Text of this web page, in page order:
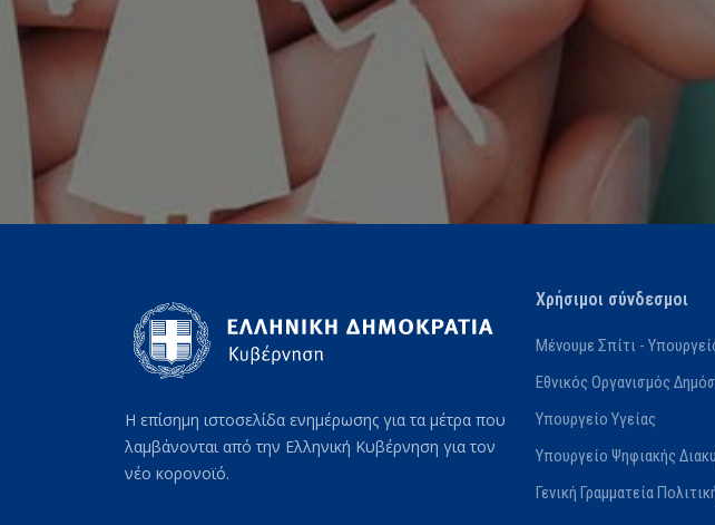
Η επίσημη ιστοσελίδα ενημέρωσης για τα μέτρα που
λαμβάνονται από την Ελληνική Κυβέρνηση για τον
νέο κορονοϊό.
Χρήσιμοι σύνδεσμοι
Μένουμε Σπίτι -
Εθνικός Οργανισμός
Υπουργείο Υγείας
Υπουργείο Ψηφιακής
Γενική Γραμματεία